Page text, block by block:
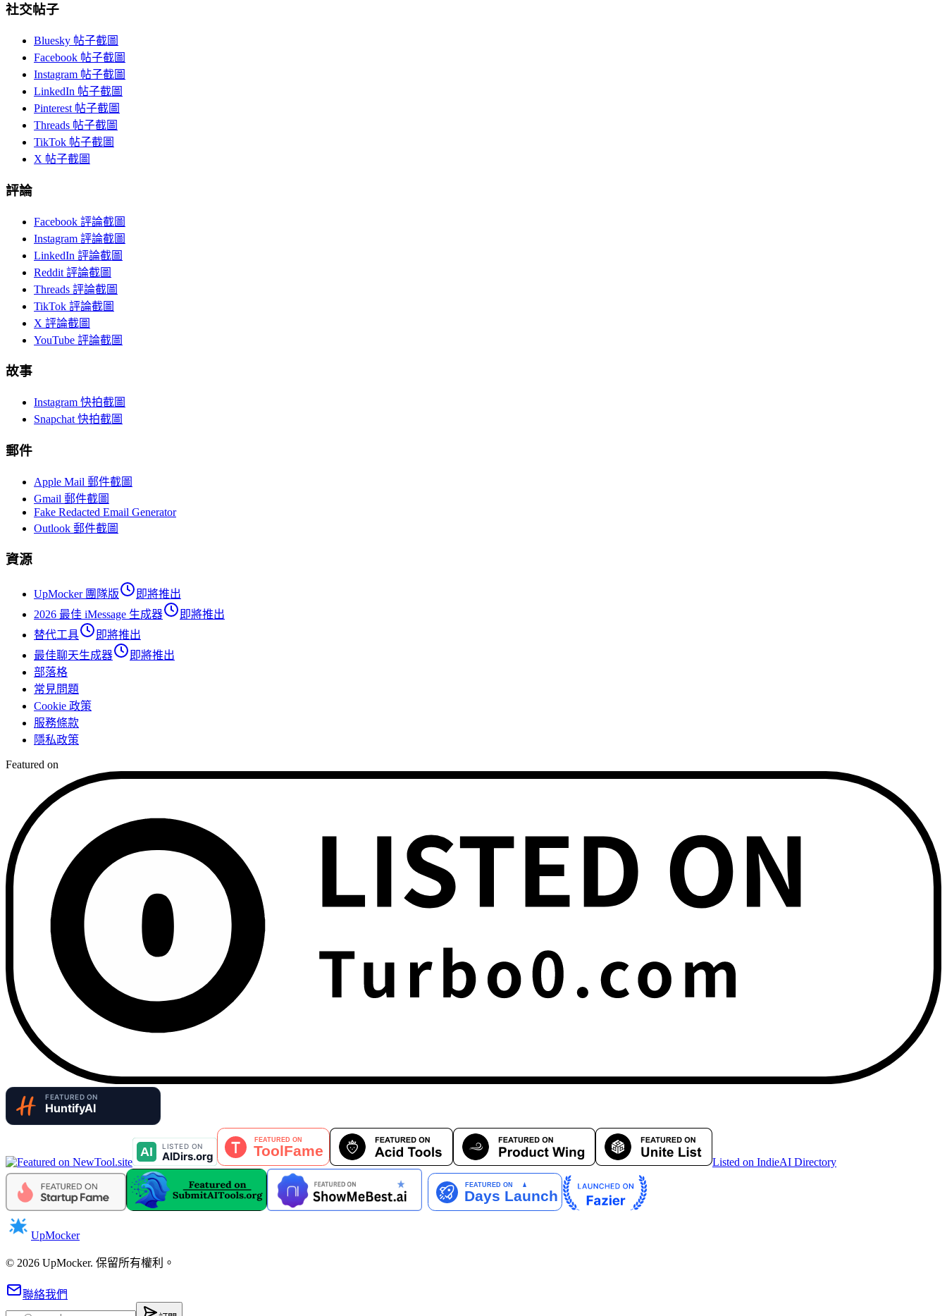
社交帖子
Bluesky 帖子截圖
Facebook 帖子截圖
Instagram 帖子截圖
LinkedIn 帖子截圖
Pinterest 帖子截圖
Threads 帖子截圖
TikTok 帖子截圖
X 帖子截圖
評論
Facebook 評論截圖
Instagram 評論截圖
LinkedIn 評論截圖
Reddit 評論截圖
Threads 評論截圖
TikTok 評論截圖
X 評論截圖
YouTube 評論截圖
故事
Instagram 快拍截圖
Snapchat 快拍截圖
郵件
Apple Mail 郵件截圖
Gmail 郵件截圖
Fake Redacted Email Generator
Outlook 郵件截圖
資源
UpMocker 團隊版
即將推出
2026 最佳 iMessage 生成器
即將推出
替代工具
即將推出
最佳聊天生成器
即將推出
部落格
常見問題
Cookie 政策
服務條款
隱私政策
Featured on
Listed on IndieAI Directory
UpMocker
© 2026 UpMocker. 保留所有權利。
聯絡我們